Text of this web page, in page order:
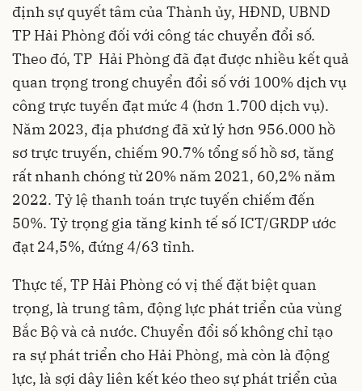
định sự quyết tâm của Thành ủy, HĐND, UBND
TP Hải Phòng đối với công tác chuyển đổi số.
Theo đó, TP Hải Phòng đã đạt được nhiều kết quả
quan trọng trong chuyển đổi số với 100% dịch vụ
công trực tuyến đạt mức 4 (hơn 1.700 dịch vụ).
Năm 2023, địa phương đã xử lý hơn 956.000 hồ
sơ trực truyến, chiếm 90.7% tổng số hồ sơ, tăng
rất nhanh chóng từ 20% năm 2021, 60,2% năm
2022. Tỷ lệ thanh toán trực tuyến chiếm đến
50%. Tỷ trọng gia tăng kinh tế số ICT/GRDP ước
đạt 24,5%, đứng 4/63 tỉnh.
Thực tế, TP Hải Phòng có vị thế đặt biệt quan
trọng, là trung tâm, động lực phát triển của vùng
Bắc Bộ và cả nước. Chuyển đổi số không chỉ tạo
ra sự phát triển cho Hải Phòng, mà còn là động
lực, là sợi dây liên kết kéo theo sự phát triển của